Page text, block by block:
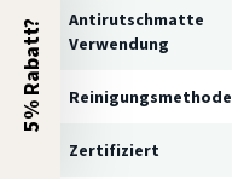
Antirutschmatte
Verwendung
Reinigungsmethode
Zertifiziert
5% Rabatt?